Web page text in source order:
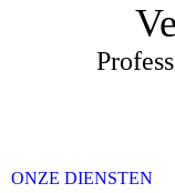
ONZE DIENSTEN